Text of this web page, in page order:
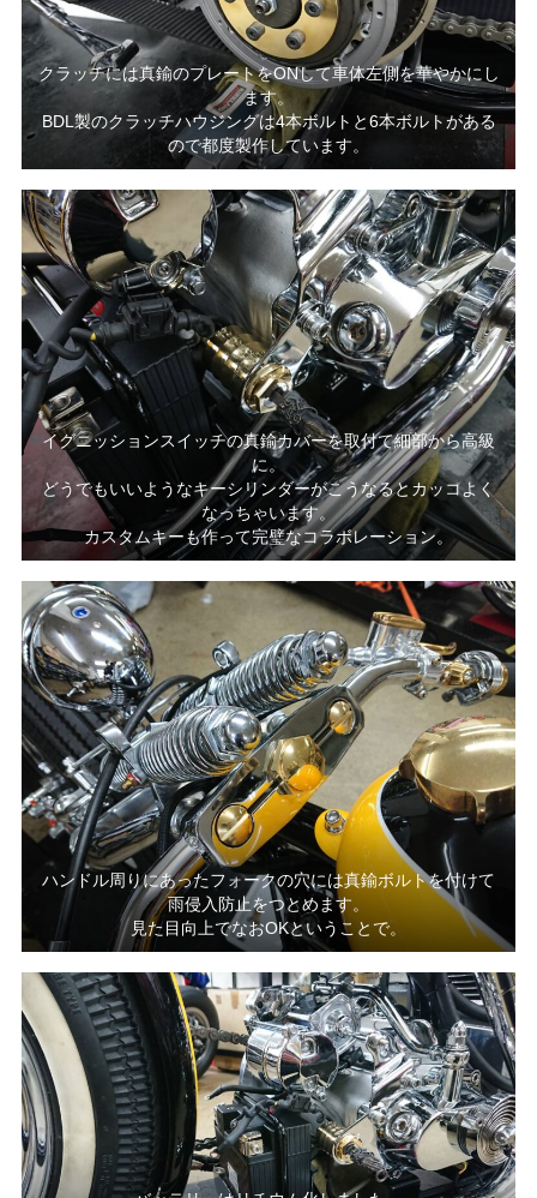
クラッチには真鍮のプレートをONして車体左側を華やかにし
ます。
BDL製のクラッチハウジングは4本ボルトと6本ボルトがある
ので都度製作しています。
イグニッションスイッチの真鍮カバーを取付て細部から高級
に。
どうでもいいようなキーシリンダーがこうなるとカッコよく
なっちゃいます。
カスタムキーも作って完璧なコラボレーション。
ハンドル周りにあったフォークの穴には真鍮ボルトを付けて
雨侵入防止をつとめます。
見た目向上でなおOKということで。